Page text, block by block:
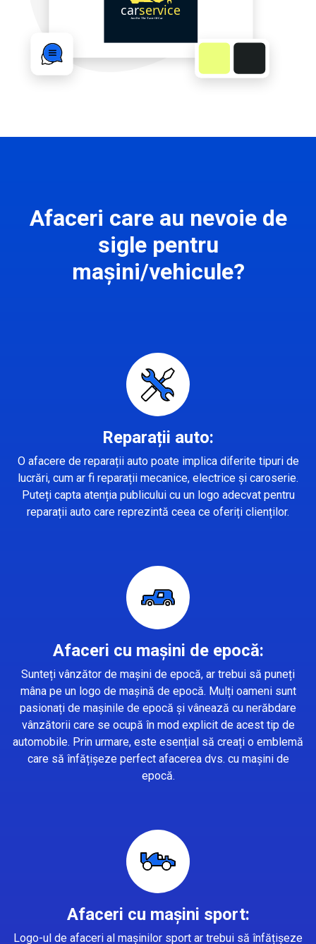
Afaceri care au nevoie de
sigle pentru
mașini/vehicule?
Reparații auto:
O afacere de reparații auto poate implica diferite tipuri de
lucrări, cum ar fi reparații mecanice, electrice și caroserie.
Puteți capta atenția publicului cu un logo adecvat pentru
reparații auto care reprezintă ceea ce oferiți clienților.
Afaceri cu mașini de epocă:
Sunteți vânzător de mașini de epocă, ar trebui să puneți
mâna pe un logo de mașină de epocă. Mulți oameni sunt
pasionați de mașinile de epocă și vânează cu nerăbdare
vânzătorii care se ocupă în mod explicit de acest tip de
automobile. Prin urmare, este esențial să creați o emblemă
care să înfățișeze perfect afacerea dvs. cu mașini de
epocă.
Afaceri cu mașini sport:
Logo-ul de afaceri al mașinilor sport ar trebui să înfățișeze